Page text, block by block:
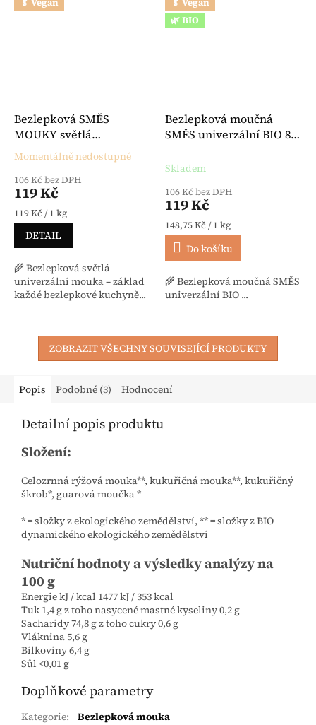
Bezlepková SMĚS
MOUKY světlá
univerzální 1 kg -
Průměrné hodnocení produktu je 5,0 z 5 hvězdiček.
Momentálně nedostupné
106 Kč bez DPH
119 Kč
Měrná cena:
119 Kč / 1 kg
DETAIL
🌾 Bezlepková světlá
univerzální mouka – základ
každé bezlepkové kuchyně...
🌿 BIO
Bezlepková moučná
SMĚS univerzální BIO 800
Skladem
106 Kč bez DPH
119 Kč
Měrná cena:
148,75 Kč / 1 kg
Do košíku
🌾 Bezlepková moučná SMĚS
univerzální BIO ...
ZOBRAZIT VŠECHNY SOUVISEJÍCÍ PRODUKTY
Popis Podobné (3) Hodnocení
Detailní popis produktu
Složení:
Celozrnná rýžová mouka**, kukuřičná mouka**, kukuřičný
škrob*, guarová moučka *
* = složky z ekologického zemědělství, ** = složky z BIO
dynamického ekologického zemědělství
Nutriční hodnoty a výsledky analýzy na
100 g
Energie kJ / kcal 1477 kJ / 353 kcal
Tuk 1,4 g z toho nasycené mastné kyseliny 0,2 g
Sacharidy 74,8 g z toho cukry 0,6 g
Vláknina 5,6 g
Bílkoviny 6,4 g
Sůl <0,01 g
Doplňkové parametry
Kategorie:
Bezlepková mouka